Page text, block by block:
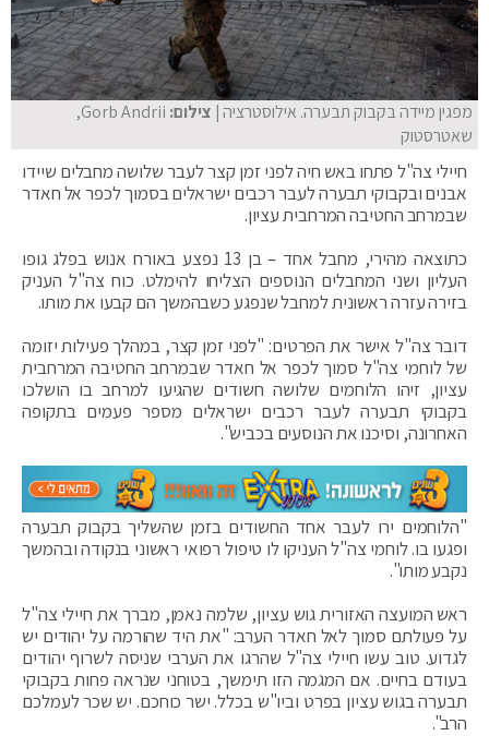
מפגין מיידה בקבוק תבערה. אילוסטרציה| צילום:
Gorb Andrii,
שאטרסטוק
חיילי צה"ל פתחו באש חיה לפני זמן קצר לעבר שלושה מחבלים שיידו
אבנים ובקבוקי תבערה לעבר רכבים ישראלים בסמוך לכפר אל חאדר
שבמרחב החטיבה המרחבית עציון.
כתוצאה מהירי, מחבל אחד – בן 13 נפצע באורח אנוש בפלג גופו
העליון ושני המחבלים הנוספים הצליחו להימלט. כוח צה"ל העניק
בזירה עזרה ראשונית למחבל שנפגע כשבהמשך הם קבעו את מותו.
דובר צה"ל אישר את הפרטים: "לפני זמן קצר, במהלך פעילות יזומה
של לוחמי צה"ל סמוך לכפר אל חאדר שבמרחב החטיבה המרחבית
עציון, זיהו הלוחמים שלושה חשודים שהגיעו למרחב בו הושלכו
בקבוקי תבערה לעבר רכבים ישראלים מספר פעמים בתקופה
האחרונה, וסיכנו את הנוסעים בכביש".
"הלוחמים ירו לעבר אחד החשודים בזמן שהשליך בקבוק תבערה
ופגעו בו. לוחמי צה"ל העניקו לו טיפול רפואי ראשוני בנקודה ובהמשך
נקבע מותו".
ראש המועצה האזורית גוש עציון, שלמה נאמן, מברך את חיילי צה"ל
על פעולתם סמוך לאל חאדר הערב: "את היד שהורמה על יהודים יש
לגדוע. טוב עשו חיילי צה"ל שהרגו את הערבי שניסה לשרוף יהודים
בעודם בחיים. אם המגמה הזו תימשך, בטוחני שנראה פחות בקבוקי
תבערה בגוש עציון בפרט וביו"ש בכלל. ישר כוחכם. יש שכר לעמלכם
הרב".